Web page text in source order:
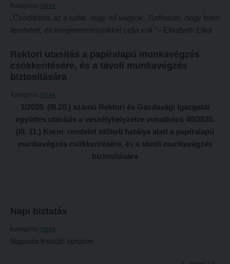
Tanulmányi tájékoztató
Tételsorok
Baleset-, munka- és tűzvédelmi megelőző ismeretek hallgatók részére
Moodle, Teams, Microsoft, eduID
Kárpátok alatt
Kányádi-verseny
Simonyi-verseny
Tehetség - Hit - Identitás konferencia
Kari pályázatok
Szakdolgozati tudnivalók
Tanulmányi határidők
Tanulmányi Osztály
Tanulmányi tájékoztató
Tételsorok
Baleset-, munka- és tűzvédelmi megelőző ismeretek hallgatók részére
Moodle, Teams, Microsoft, eduID
Kányádi-verseny
Simonyi-verseny
Kategória: Hírek
„Csodálatos az a tudat, hogy nő vagyok. Tudhatom, hogy Isten
teremtett, és megteremtésünkkel célja volt.”– Elisabeth Elliot
Rektori utasítás a papíralapú munkavégzés
csökkentésére, és a távoli munkavégzés
biztosítására
Kategória: Hírek
1/2020. (III.20.) számú Rektori és Gazdasági Igazgatói
együttes utasítás a veszélyhelyzetre vonatkozó 40/2020.
(III. 11.) Korm. rendelet időbeli hatálya alatt a papíralapú
munkavégzés csökkentésére, és a távoli munkavégzés
biztosítására
Napi biztatás
Kategória: Hírek
Naponta frissülő tartalom